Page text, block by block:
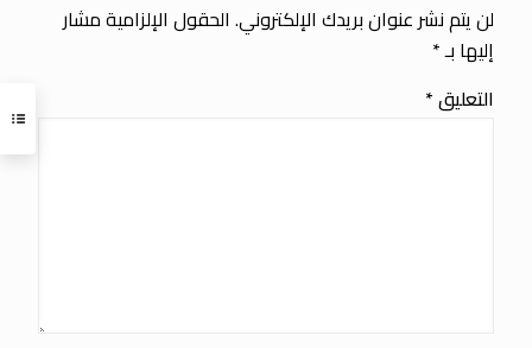
لن يتم نشر عنوان بريدك الإلكتروني. الحقول الإلزامية مشار
إليها بـ*
التعليق*